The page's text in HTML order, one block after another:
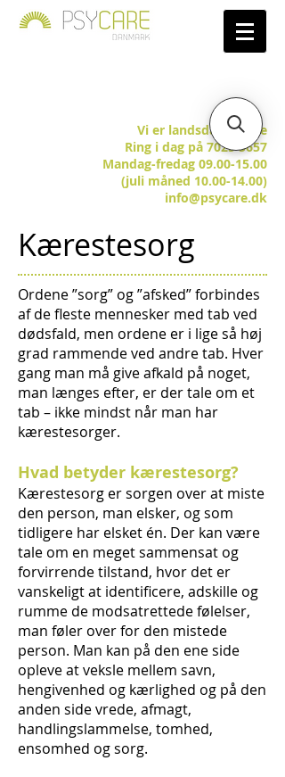
Vi er landsdækkende
Ring i dag på 7025 5657
Mandag-fredag 09.00-15.00
(juli måned 10.00-14.00)
info@psycare.dk
Kærestesorg
Ordene ”sorg” og ”afsked” forbindes
af de fleste mennesker med tab ved
dødsfald, men ordene er i lige så høj
grad rammende ved andre tab. Hver
gang man må give afkald på noget,
man længes efter, er der tale om et
tab – ikke mindst når man har
kærestesorger.
Hvad betyder kærestesorg?
Kærestesorg er sorgen over at miste
den person, man elsker, og som
tidligere har elsket én. Der kan være
tale om en meget sammensat og
forvirrende tilstand, hvor det er
vanskeligt at identificere, adskille og
rumme de modsatrettede følelser,
man føler over for den mistede
person. Man kan på den ene side
opleve at veksle mellem savn,
hengivenhed og kærlighed og på den
anden side vrede, afmagt,
handlingslammelse, tomhed,
ensomhed og sorg.